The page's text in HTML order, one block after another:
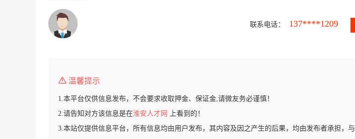
联系电话： 137****1209
温馨提示
1.本平台仅供信息发布，不会要求收取押金、保证金,请微友务必谨慎！
2.请告知对方该信息是在淮安人才网
上看到的！
3.本站仅提供信息平台，所有信息均由用户发布，其内容及因之产生的后果，均由发布者承担，与